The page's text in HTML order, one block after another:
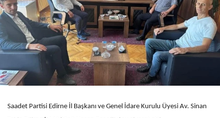
Saadet Partisi Edirne İl Başkanı ve Genel İdare Kurulu Üyesi Av. Sinan